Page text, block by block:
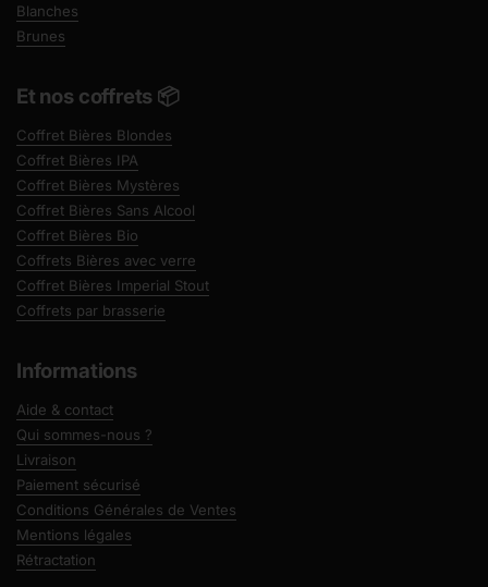
Blanches
Brunes
Et nos coffrets 📦
Coffret Bières Blondes
Coffret Bières IPA
Coffret Bières Mystères
Coffret Bières Sans Alcool
Coffret Bières Bio
Coffrets Bières avec verre
Coffret Bières Imperial Stout
Coffrets par brasserie
Informations
Aide & contact
Qui sommes-nous ?
Livraison
Paiement sécurisé
Conditions Générales de Ventes
Mentions légales
Rétractation